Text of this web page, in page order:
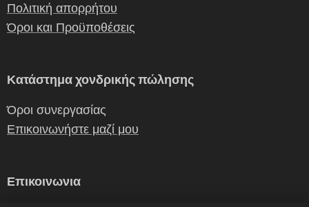
Πολιτική απορρήτου
Όροι και Προϋποθέσεις
Κατάστημα χονδρικής πώλησης
Όροι συνεργασίας
Επικοινωνήστε μαζί μου
Επικοινωνια